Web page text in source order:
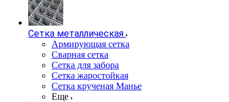
Сетка металлическая
Армирующая сетка
Сварная сетка
Сетка для забора
Сетка жаростойкая
Сетка крученая Манье
Еще